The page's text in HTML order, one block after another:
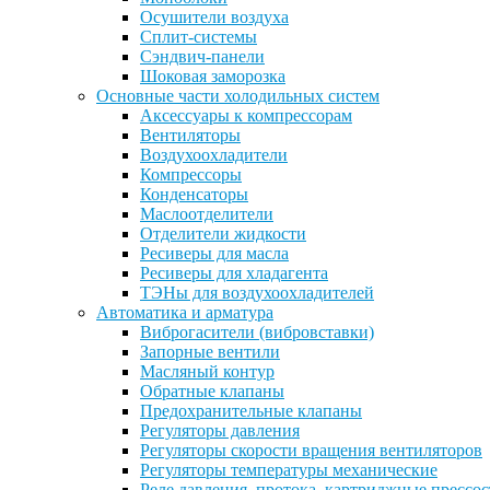
Осушители воздуха
Сплит-системы
Сэндвич-панели
Шоковая заморозка
Основные части холодильных систем
Аксессуары к компрессорам
Вентиляторы
Воздухоохладители
Компрессоры
Конденсаторы
Маслоотделители
Отделители жидкости
Ресиверы для масла
Ресиверы для хладагента
ТЭНы для воздухоохладителей
Автоматика и арматура
Виброгасители (вибровставки)
Запорные вентили
Масляный контур
Обратные клапаны
Предохранительные клапаны
Регуляторы давления
Регуляторы скорости вращения вентиляторов
Регуляторы температуры механические